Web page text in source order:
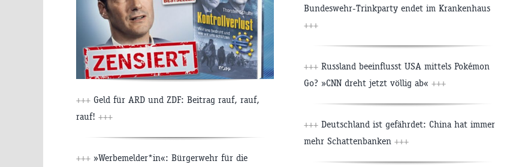
+++ Geld für ARD und ZDF: Beitrag rauf, rauf,
rauf! +++
+++ »Werbemelder*in«: Bürgerwehr für die
Bundeswehr-Trinkparty endet im Krankenhaus
+++
+++ Russland beeinflusst USA mittels Pokémon
Go? »CNN dreht jetzt völlig ab« +++
+++ Deutschland ist gefährdet: China hat immer
mehr Schattenbanken +++